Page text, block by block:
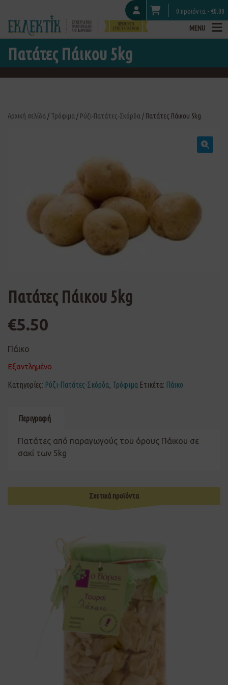
0 προϊόντα - €0.00
MENU
Πατάτες Πάικου 5kg
Αρχική σελίδα / Τρόφιμα / Ρύζι-Πατάτες-Σκόρδα / Πατάτες Πάικου 5kg
Πατάτες Πάικου 5kg
€5.50
Πάικο
Εξαντλημένο
Κατηγορίες: Ρύζι-Πατάτες-Σκόρδα, Τρόφιμα Ετικέτα: Πάικο
Περιγραφή
Πατάτες από παραγωγούς του όρους Πάικου σε
σακί των 5kg
Σχετικά προϊόντα